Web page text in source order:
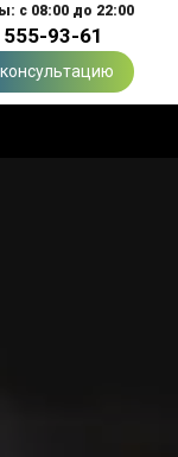
с 08:00 до 22:00
93-61